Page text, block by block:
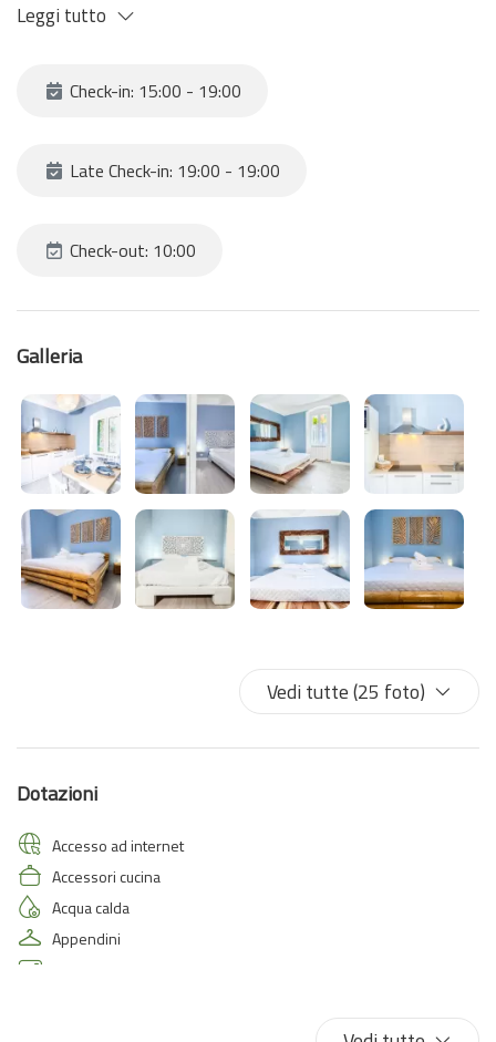
ambiente curato, spazioso e rilassante.
Situato al secondo piano, l’appartamento può ospitare fino a 6
casa anche in vacanza e condividere momenti speciali dopo una
anche il Wi-Fi gratuito.
punto di partenza ideale per esplorare facilmente tutte le Cinque
giorno panorami indimenticabili, tramonti sul mare e atmosfere
autentiche.
Dopo una giornata alla scoperta di Manarola, Vernazza o
Monterosso, potrete tornare alla quiete di Polvere di Mare,
lasciandovi avvolgere dal silenzio e dal comfort di una casa
pensata per il relax.
un luogo tranquillo dove sentirsi davvero a casa.
Leggi tutto
Check-in: 15:00 - 19:00
Late Check-in: 19:00 - 19:00
Check-out: 10:00
Galleria
Vedi tutte (25 foto)
Dotazioni
Accesso ad internet
Accessori cucina
Acqua calda
Appendini